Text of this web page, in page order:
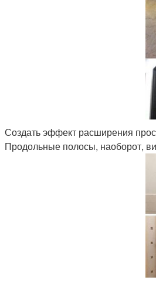
Создать эффект расширения
Продольные полосы, наоборот,